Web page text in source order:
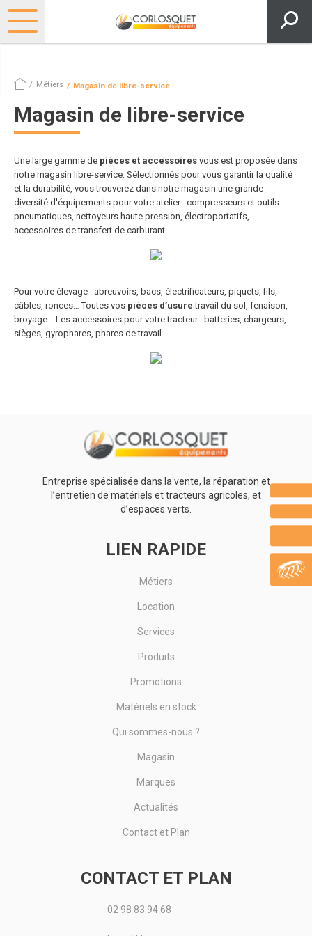
Métiers Magasin de libre-service
Magasin de libre-service
Une large gamme de pièces et accessoires vous est proposée dans
notre magasin libre-service. Sélectionnés pour vous garantir la qualité
et la durabilité, vous trouverez dans notre magasin une grande
diversité d'équipements pour votre atelier : compresseurs et outils
pneumatiques, nettoyeurs haute pression, électroportatifs,
accessoires de transfert de carburant…
Pour votre élevage : abreuvoirs, bacs, électrificateurs, piquets, fils,
câbles, ronces… Toutes vos pièces d’usure travail du sol, fenaison,
broyage… Les accessoires pour votre tracteur : batteries, chargeurs,
sièges, gyrophares, phares de travail…
Entreprise spécialisée dans la vente, la réparation et
l’entretien de matériels et tracteurs agricoles, et
d’espaces verts.
LIEN RAPIDE
Métiers
Location
Services
Produits
Promotions
Matériels en stock
Qui sommes-nous ?
Magasin
Marques
Actualités
Contact et Plan
CONTACT ET PLAN
02 98 83 94 68